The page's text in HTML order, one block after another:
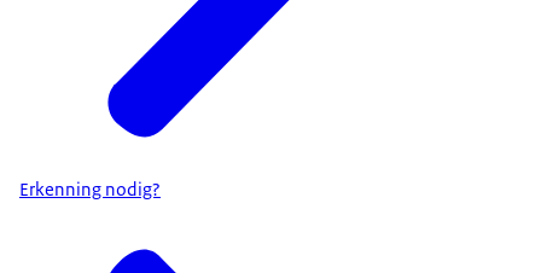
Erkenning nodig?